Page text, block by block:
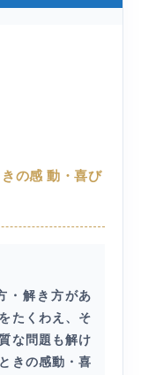
の感 動・喜び
・解き方があ
たくわえ、そ
な問題も解け
きの感動・喜